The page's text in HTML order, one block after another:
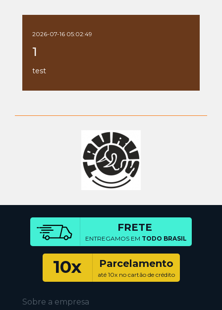
2026-07-16 05:02:49
1
test
FRETE
ENTREGAMOS EM TODO BRASIL
10x Parcelamento
até 10x no cartão de crédito
Sobre a empresa